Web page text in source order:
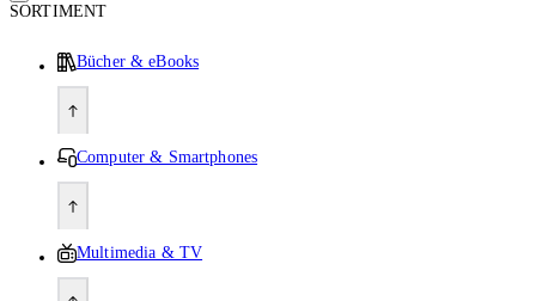
SORTIMENT
Bücher & eBooks
Computer & Smartphones
Multimedia & TV